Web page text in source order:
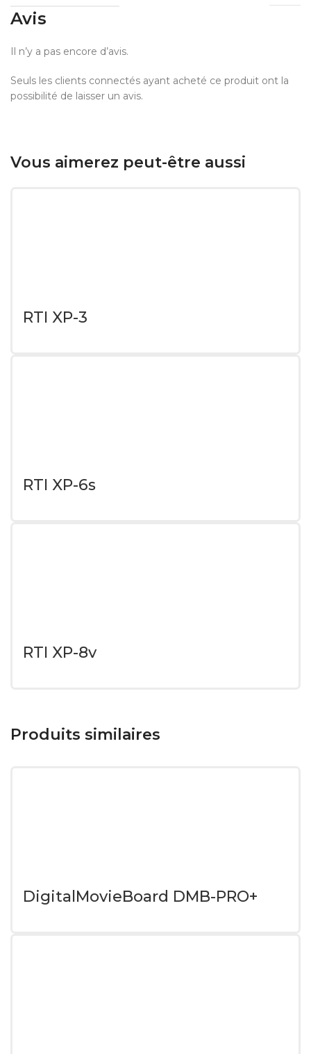
Avis
Il n’y a pas encore d’avis.
Seuls les clients connectés ayant acheté ce produit ont la
possibilité de laisser un avis.
Vous aimerez peut-être aussi
RTI XP-3
RTI XP-6s
RTI XP-8v
Produits similaires
DigitalMovieBoard DMB-PRO+